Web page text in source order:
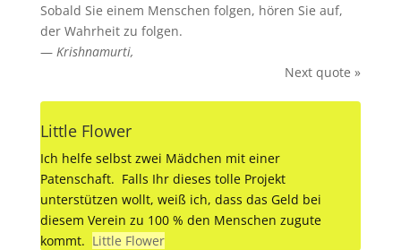
Sobald Sie einem Menschen folgen, hören Sie auf,
der Wahrheit zu folgen.
— Krishnamurti,
Next quote »
Little Flower
Ich helfe selbst zwei Mädchen mit einer
Patenschaft. Falls Ihr dieses tolle Projekt
unterstützen wollt, weiß ich, dass das Geld bei
diesem Verein zu 100 % den Menschen zugute
kommt. Little Flower